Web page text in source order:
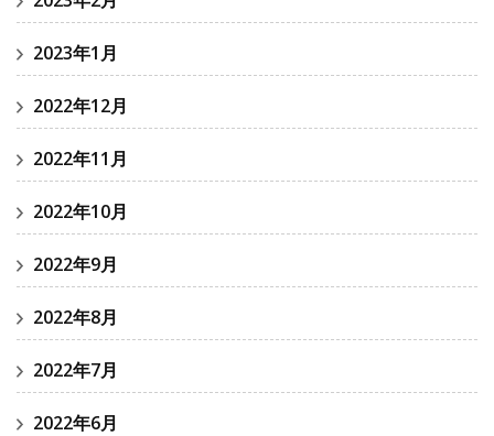
2023年1月
2022年12月
2022年11月
2022年10月
2022年9月
2022年8月
2022年7月
2022年6月